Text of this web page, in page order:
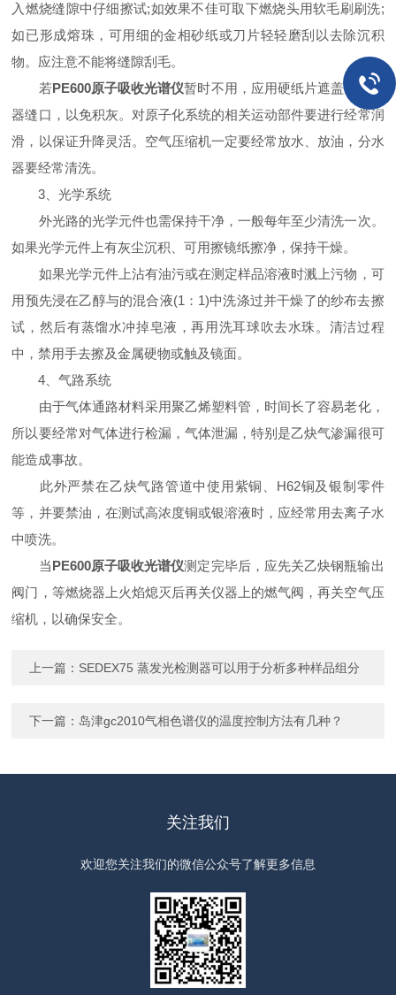
入燃烧缝隙中仔细擦试;如效果不佳可取下燃烧头用软毛刷刷洗;
如已形成熔珠，可用细的金相砂纸或刀片轻轻磨刮以去除沉积
物。应注意不能将缝隙刮毛。
若PE600原子吸收光谱仪暂时不用，应用硬纸片遮盖住燃烧
器缝口，以免积灰。对原子化系统的相关运动部件要进行经常润
滑，以保证升降灵活。空气压缩机一定要经常放水、放油，分水
器要经常清洗。
3、光学系统
外光路的光学元件也需保持干净，一般每年至少清洗一次。
如果光学元件上有灰尘沉积、可用擦镜纸擦净，保持干燥。
如果光学元件上沾有油污或在测定样品溶液时溅上污物，可
用预先浸在乙醇与的混合液(1：1)中洗涤过并干燥了的纱布去擦
试，然后有蒸馏水冲掉皂液，再用洗耳球吹去水珠。清洁过程
中，禁用手去擦及金属硬物或触及镜面。
4、气路系统
由于气体通路材料采用聚乙烯塑料管，时间长了容易老化，
所以要经常对气体进行检漏，气体泄漏，特别是乙炔气渗漏很可
能造成事故。
此外严禁在乙炔气路管道中使用紫铜、H62铜及银制零件
等，并要禁油，在测试高浓度铜或银溶液时，应经常用去离子水
中喷洗。
当PE600原子吸收光谱仪测定完毕后，应先关乙炔钢瓶输出
阀门，等燃烧器上火焰熄灭后再关仪器上的燃气阀，再关空气压
缩机，以确保安全。
上一篇： SEDEX75 蒸发光检测器可以用于分析多种样品组分
下一篇： 岛津gc2010气相色谱仪的温度控制方法有几种？
关注我们
欢迎您关注我们的微信公众号了解更多信息